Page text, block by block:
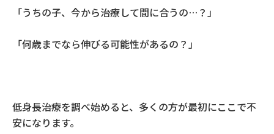
「うちの子、今から治療して間に合うの… ？」
「何歳までなら伸びる可能性があるの？」
低身長治療を調べ始めると、多くの方が最初にここで不
安になります。